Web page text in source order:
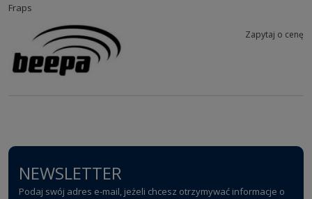
Fraps
Zapytaj o cenę
NEWSLETTER
Podaj swój adres e-mail, jeżeli chcesz otrzymywać informacje o